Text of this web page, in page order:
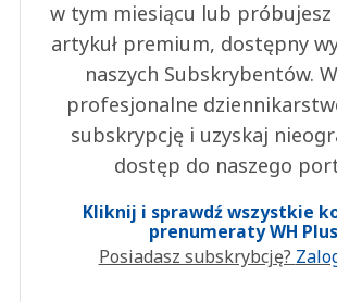
w tym miesiącu lub próbujesz
artykuł premium, dostępny
naszych Subskrybentów.
profesjonalne
subskrypcję i uzyskaj
dostęp do naszego
Kliknij i sprawdź wszystkie
prenumeraty WH Plus
Posiadasz subskrybcję?